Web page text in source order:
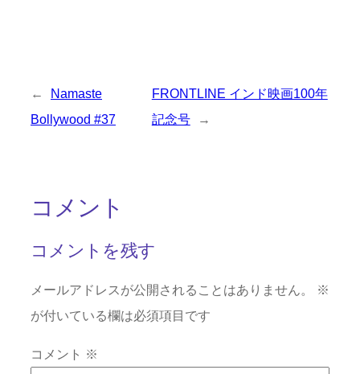
←
Namaste
Bollywood #37
FRONTLINE インド映画100年
記念号
→
コメント
コメントを残す
メールアドレスが公開されることはありません。
※
が付いている欄は必須項目です
コメント ※